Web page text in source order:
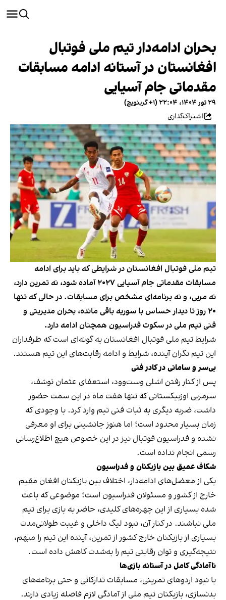
بحران ادامه‌دار تیم ملی فوتبال
افغانستان در آستانه ادامه مسابقات
مقدماتی جام آسیایی
۲۹ ثور ۱۴۰۴، ۲۲:۰۴ (‎+۱ گرینویچ)
اشتراک‌گذاری
تیم ملی فوتبال افغانستان در شرایطی که باید برای ادامه
مسابقات مقدماتی جام آسیایی ۲۰۲۷ آماده شود، نه تمرین دارد،
نه مربی، و نه برنامه‌ای مشخص برای مسابقات. در حالی که تنها
٢٠ روز تا دیدار حساس با سوریه باقی مانده، بحران مدیریتی و
فنی تیم ملی در سکوت فدراسیون همچنان ادامه دارد.
شرایط تیم ملی فوتبال افغانستان به گونه‌ای است که طرفداران
این تیم نگران آینده، شرایط و ادامه رقابت‌های این تیم هستند.
بی‌سر و سامانی در کادر فنی
پس از کنار رفتن اشلی وست‌وود، استعفای عثمان توشف،
سرمربی اوزبیکستانی که تنها هفت ماه در این سمت حضور
داشت، ضربه دیگری به ثبات فنی تیم وارد کرد. با وجودی که
زمان بسیار محدود است؛ اما هنوز جانشینی برای او معرفی
نشده و فدراسیون فوتبال نیز در این خصوص هیچ اطلاع‌رسانی
رسمی انجام نداده است.
شکاف عمیق بین بازیکنان و فدراسیون
یکی از معضل‌های ادامه‌دار، اختلاف بین بازیکنان افغان مقیم
خارج از کشور و مسئولان فدراسیون است؛ موضوعی که باعث
شده بسیاری از این چهره‌های کلیدی، حاضر به بازی برای تیم
ملی نباشند. در کنار آن، نبود لیگ داخلی و غیبت طولانی‌مدت
بسیاری از بازیکنان خارج کشور از تمرین، آینده این تیم را مبهم،
نتیجه‌گیری و توان رقابتی تیم را به‌شدت کاهش داده است.
ناآمادگی کامل در آستانه بازی‌ها
با نبود اردوهای تمرینی، مسابقات تدارکاتی و حتی برنامه‌های
بدنسازی، بازیکنان تیم ملی از آمادگی لازم فاصله زیادی دارند.